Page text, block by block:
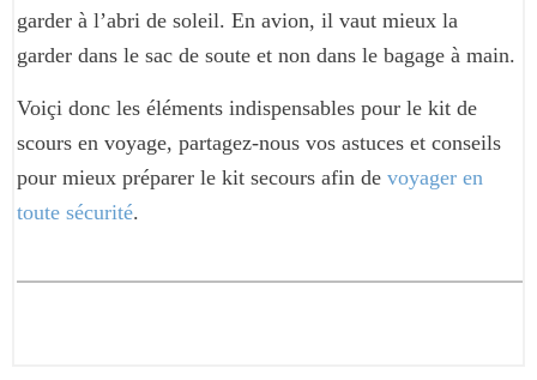
garder à l’abri de soleil. En avion, il vaut mieux la
garder dans le sac de soute et non dans le bagage à main.
Voiçi donc les éléments indispensables pour le kit de
scours en voyage, partagez-nous vos astuces et conseils
pour mieux préparer le kit secours afin de voyager en
toute sécurité.